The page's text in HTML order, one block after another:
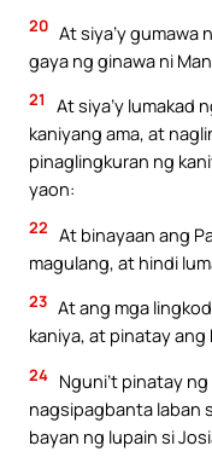
20 At siya’y gumawa
gaya ng ginawa ni
21
At siya’y lumakad
kaniyang ama, at
pinaglingkuran ng
yaon:
22 At binayaan ang
magulang, at hindi
23 At ang mga
kaniya, at pinatay ang
24 Nguni’t pinatay
nagsipagbanta laban
bayan ng lupain si